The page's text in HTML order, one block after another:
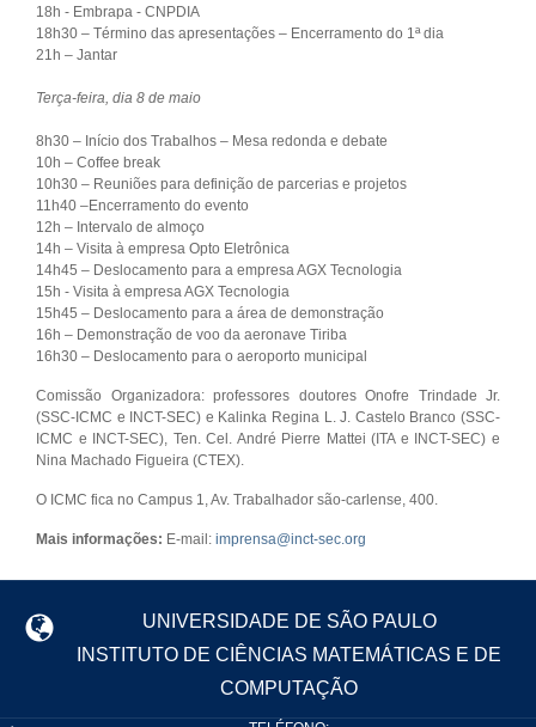
18h - Embrapa - CNPDIA
18h30 – Término das apresentações – Encerramento do 1ª dia
21h – Jantar
Terça-feira, dia 8 de maio
8h30 – Início dos Trabalhos – Mesa redonda e debate
10h – Coffee break
10h30 – Reuniões para definição de parcerias e projetos
11h40 –Encerramento do evento
12h – Intervalo de almoço
14h – Visita à empresa Opto Eletrônica
14h45 – Deslocamento para a empresa AGX Tecnologia
15h - Visita à empresa AGX Tecnologia
15h45 – Deslocamento para a área de demonstração
16h – Demonstração de voo da aeronave Tiriba
16h30 – Deslocamento para o aeroporto municipal
Comissão Organizadora: professores doutores Onofre Trindade Jr.
(SSC-ICMC e INCT-SEC) e Kalinka Regina L. J. Castelo Branco (SSC-
ICMC e INCT-SEC), Ten. Cel. André Pierre Mattei (ITA e INCT-SEC) e
Nina Machado Figueira (CTEX).
O ICMC fica no Campus 1, Av. Trabalhador são-carlense, 400.
Mais informações: E-mail: imprensa@inct-sec.org
UNIVERSIDADE DE SÃO PAULO
INSTITUTO DE CIÊNCIAS MATEMÁTICAS E DE
COMPUTAÇÃO